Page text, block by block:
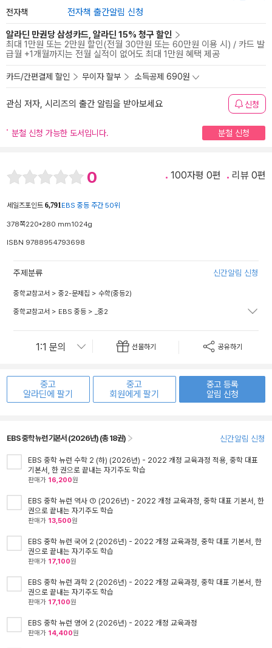
전자책 전자책 출간알림 신청
알라딘 만권당 삼성카드, 알라딘 15% 청구 할인
최대 1만원 또는 2만원 할인(전월 30만원 또는 60만원 이용 시) / 카드 발
급월 +1개월까지는 전월 실적이 없어도 최대 1만원 혜택 제공
카드/간편결제 할인 무이자 할부 소득공제 690원
관심 저자, 시리즈의 출간 알림을 받아보세요 신청
분철 신청 가능한 도서입니다. 분철 신청
0 100자평 0편 리뷰 0편
세일즈포인트 6,791EBS 중등 주간 50위
378쪽220*280 mm1024g
ISBN 9788954793698
주제분류 신간알림 신청
중학교참고서 > 중2-문제집 > 수학(중등2)
중학교참고서 > EBS 중등 > _중2
선물하기 공유하기
중고
알라딘에 팔기
중고
회원에게 팔기
중고 등록
알림 신청
EBS 중학 뉴런 기본서 (2026년) (총 18권) 신간알림 신청
EBS 중학 뉴런 수학 2 (하) (2026년) - 2022 개정 교육과정 적용, 중학 대표
기본서, 한 권으로 끝내는 자기주도 학습
판매가 16,200원
EBS 중학 뉴런 역사 ① (2026년) - 2022 개정 교육과정, 중학 대표 기본서, 한
권으로 끝내는 자기주도 학습
판매가 13,500원
EBS 중학 뉴런 국어 2 (2026년) - 2022 개정 교육과정, 중학 대표 기본서, 한
권으로 끝내는 자기주도 학습
판매가 17,100원
EBS 중학 뉴런 과학 2 (2026년) - 2022 개정 교육과정, 중학 대표 기본서, 한
권으로 끝내는 자기주도 학습
판매가 17,100원
EBS 중학 뉴런 영어 2 (2026년) - 2022 개정 교육과정
판매가 14,400원